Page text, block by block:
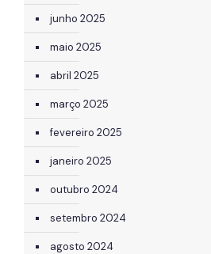
junho 2025
maio 2025
abril 2025
março 2025
fevereiro 2025
janeiro 2025
outubro 2024
setembro 2024
agosto 2024